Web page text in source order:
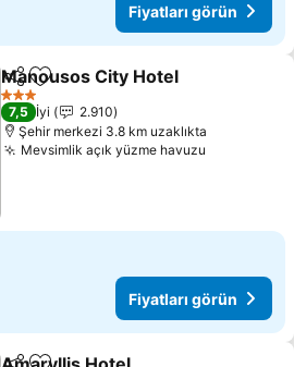
Fiyatları görün
PaylaşFavorilerime ekle
Manousos City Hotel
3 Yıldız
7,5 İyi
2.910
Şehir merkezi 3.8 km uzaklıkta
Mevsimlik açık yüzme havuzu
Fiyatları görün